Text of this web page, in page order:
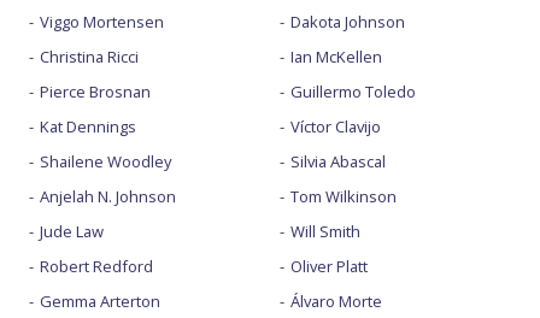
Viggo Mortensen
Christina Ricci
Pierce Brosnan
Kat Dennings
Shailene Woodley
Anjelah N. Johnson
Jude Law
Robert Redford
Gemma Arterton
Dakota Johnson
Ian McKellen
Guillermo Toledo
Víctor Clavijo
Silvia Abascal
Tom Wilkinson
Will Smith
Oliver Platt
Álvaro Morte